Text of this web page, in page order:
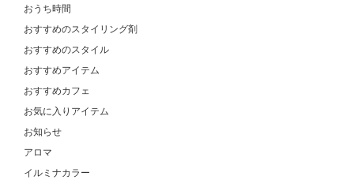
おうち時間
おすすめのスタイリング剤
おすすめのスタイル
おすすめアイテム
おすすめカフェ
お気に入りアイテム
お知らせ
アロマ
イルミナカラー